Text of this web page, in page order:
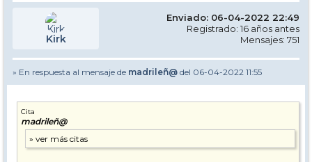
Kirk
Enviado: 06-04-2022 22:49
Registrado: 16 años antes
Mensajes: 751
» En respuesta al mensaje de madrileñ@ del 06-04-2022 11:55
Cita
madrileñ@